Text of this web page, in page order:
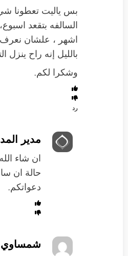
بس ياليت تعطونا
السالفه بتقعد
اشهر ، علشان
بالليل إنه راح ينزل
وشكرا لكم.
رد
مدير
ان شاء
حالة ان
دعواتكم.
شمساوي